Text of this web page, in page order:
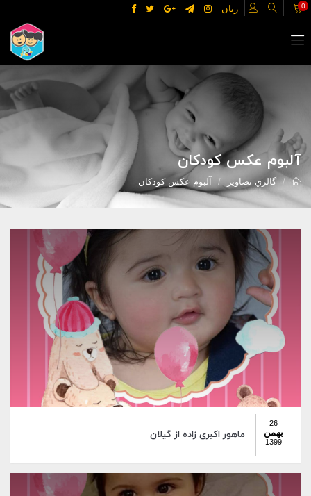
زبان 0
آلبوم عکس کودکان
گالري تصاوير آلبوم عکس کودکان
26
بهمن
1399
ماهور اکبری زاده از گیلان